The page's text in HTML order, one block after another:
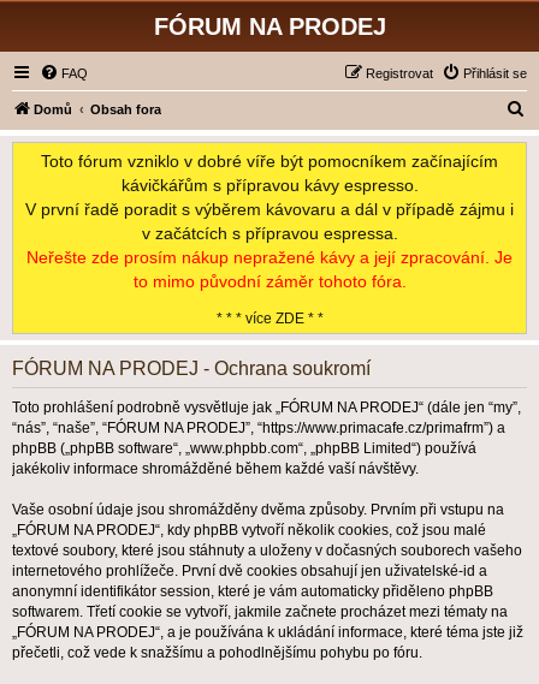
FÓRUM NA PRODEJ
FAQ Přihlásit se
Registrovat
Domů Obsah fora
l
Toto fórum vzniklo v dobré víře být pomocníkem začínajícím
kávičkářům s přípravou kávy espresso.
V první řadě poradit s výběrem kávovaru a dál v případě zájmu i
v začátcích s přípravou espressa.
Neřešte zde prosím nákup nepražené kávy a její zpracování. Je
to mimo původní záměr tohoto fóra.
* * * více ZDE * *
FÓRUM NA PRODEJ - Ochrana soukromí
Toto prohlášení podrobně vysvětluje jak „FÓRUM NA PRODEJ“ (dále jen “my”,
“nás”, “naše”, “FÓRUM NA PRODEJ”, “https://www.primacafe.cz/primafrm”) a
phpBB („phpBB software“, „www.phpbb.com“, „phpBB Limited“) používá
jakékoliv informace shromážděné během každé vaší návštěvy.
Vaše osobní údaje jsou shromážděny dvěma způsoby. Prvním při vstupu na
„FÓRUM NA PRODEJ“, kdy phpBB vytvoří několik cookies, což jsou malé
textové soubory, které jsou stáhnuty a uloženy v dočasných souborech vašeho
internetového prohlížeče. První dvě cookies obsahují jen uživatelské-id a
anonymní identifikátor session, které je vám automaticky přiděleno phpBB
softwarem. Třetí cookie se vytvoří, jakmile začnete procházet mezi tématy na
„FÓRUM NA PRODEJ“, a je používána k ukládání informace, které téma jste již
přečetli, což vede k snažšímu a pohodlnějšímu pohybu po fóru.